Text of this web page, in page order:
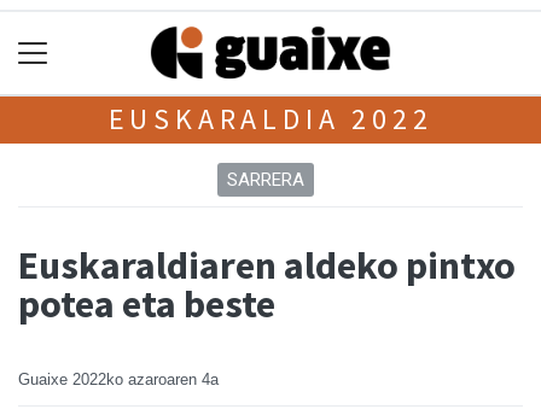
EUSKARALDIA 2022
SARRERA
Euskaraldiaren aldeko pintxo
potea eta beste
Guaixe 2022ko azaroaren 4a